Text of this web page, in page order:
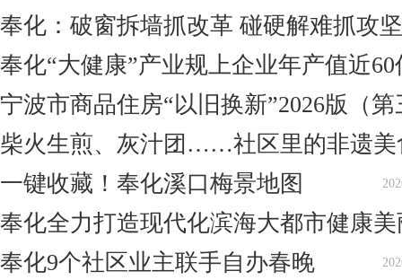
奉化：破窗拆墙抓改革 碰硬解难抓攻坚
奉化“大健康”产业规上企业年产值近60
宁波市商品住房“以旧换新”2026版（
柴火生煎、灰汁团……社区里的非遗美
一键收藏！奉化溪口梅景地图
奉化全力打造现代化滨海大都市健康
奉化9个社区业主联手自办春晚